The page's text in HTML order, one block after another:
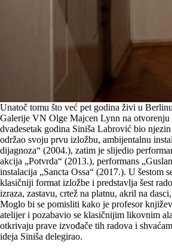
Unatoč tomu što već pet godina živi u
Galerije VN Olge Majcen Lynn na
dvadesetak godina Siniša Labrović bio
održao svoju prvu izložbu, ambijentalnu
dijagnoza“ (2004.), zatim je slijedio
akcija „Potvrda“ (2013.), performans
instalacija „Sancta Ossa“ (2017.). U šestom
klasičniji format izložbe i predstavlja šest
izraza, zastavu, crtež na platnu, akril na
Moglo bi se pomisliti kako je profesor
atelijer i pozabavio se klasičnijim likovnim
otkrivaju prave izvođače tih radova i
ideja Siniša delegirao.